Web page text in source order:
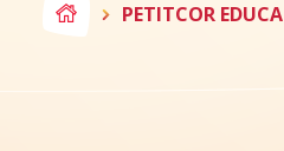
PETITCOR EDUCA